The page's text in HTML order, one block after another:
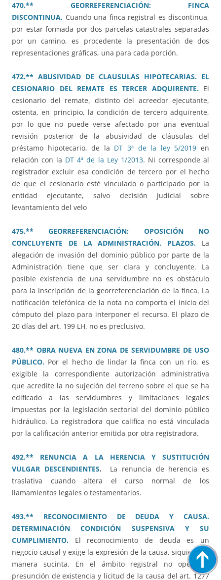
470.** GEORREFERENCIACIÓN: FINCA
DISCONTINUA. Cuando una finca registral es discontinua,
por estar formada por dos parcelas catastrales separadas
por un camino, es procedente la presentación de dos
representaciones gráficas, una para cada porción.
472.** ABUSIVIDAD DE CLAUSULAS HIPOTECARIAS. EL
CESIONARIO DEL REMATE ES TERCER ADQUIRENTE. El
cesionario del remate, distinto del acreedor ejecutante,
ostenta, en principio, la condición de tercero adquirente,
por lo que no puede verse afectado por una eventual
revisión posterior de la abusividad de cláusulas del
préstamo hipotecario, de la DT 3ª de la ley 5/2019 en
relación con la DT 4ª de la Ley 1/2013. Ni corresponde al
registrador excluir esa condición de tercero por el hecho
de que el cesionario esté vinculado o participado por la
entidad ejecutante, salvo decisión judicial sobre
levantamiento del velo
475.** GEORREFERENCIACIÓN: OPOSICIÓN NO
CONCLUYENTE DE LA ADMINISTRACIÓN. PLAZOS. La
alegación de invasión del dominio público por parte de la
Administración tiene que ser clara y concluyente. La
posible existencia de una servidumbre no es obstáculo
para la inscripción de la georreferenciación de la finca. La
notificación telefónica de la nota no comporta el inicio del
cómputo del plazo para interponer el recurso. El plazo de
20 días del art. 199 LH, no es preclusivo.
480.** OBRA NUEVA EN ZONA DE SERVIDUMBRE DE USO
PÚBLICO. Por el hecho de lindar la finca con un río, es
exigible la correspondiente autorización administrativa
que acredite la no sujeción del terreno sobre el que se ha
edificado a las servidumbres y limitaciones legales
impuestas por la legislación sectorial del dominio público
hidráulico. La registradora que califica no está vinculada
por la calificación anterior emitida por otra registradora.
492.** RENUNCIA A LA HERENCIA Y SUSTITUCIÓN
VULGAR DESCENDIENTES.
La renuncia de herencia es
traslativa cuando altera el curso normal de los
llamamientos legales o testamentarios.
493.** RECONOCIMIENTO DE DEUDA Y CAUSA.
DETERMINACIÓN CONDICIÓN SUSPENSIVA Y SU
CUMPLIMIENTO. El reconocimiento de deuda es un
negocio causal y exige la expresión de la causa, siquiera de
manera sucinta. En el ámbito registral no opera la
presunción de existencia y licitud de la causa del art. 1277